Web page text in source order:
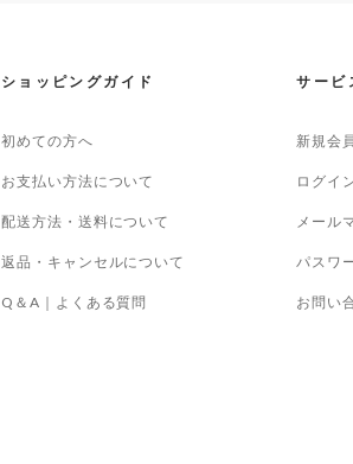
ショッピングガイド
初めての方へ
お支払い方法について
配送方法・送料について
返品・キャンセルについて
Q＆A｜よくある質問
サービ
新規会
ログイ
メール
パスワ
お問い